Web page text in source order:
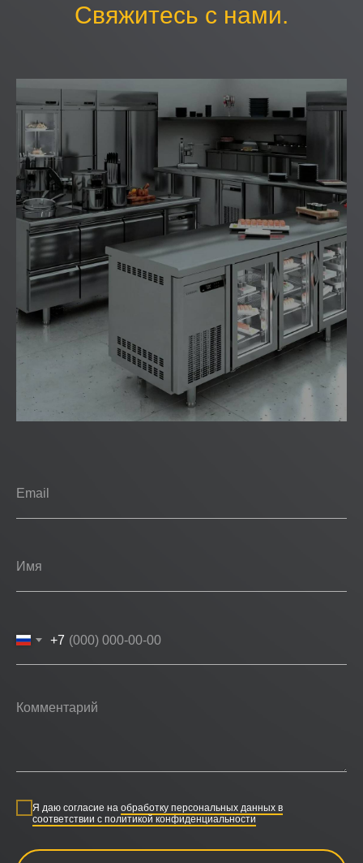
Свяжитесь с нами.
+7
Я даю согласие на обработку персональных данных в
соответствии с политикой конфиденциальности